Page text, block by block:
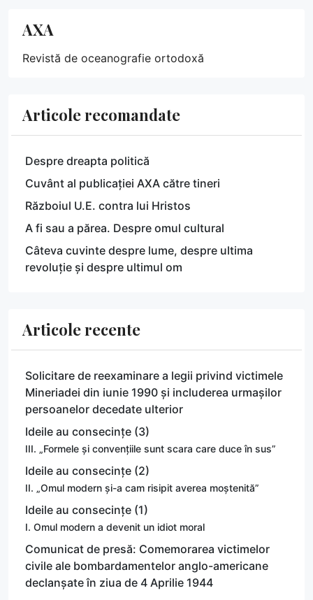
AXA
Revistă de oceanografie ortodoxă
Articole recomandate
Despre dreapta politică
Cuvânt al publicației AXA către tineri
Războiul U.E. contra lui Hristos
A fi sau a părea. Despre omul cultural
Câteva cuvinte despre lume, despre ultima
revoluție și despre ultimul om
Articole recente
Solicitare de reexaminare a legii privind victimele
Mineriadei din iunie 1990 și includerea urmașilor
persoanelor decedate ulterior
Ideile au consecințe (3)
III. „Formele și convențiile sunt scara care duce în sus”
Ideile au consecințe (2)
II. „Omul modern și-a cam risipit averea moștenită”
Ideile au consecințe (1)
I. Omul modern a devenit un idiot moral
Comunicat de presă: Comemorarea victimelor
civile ale bombardamentelor anglo-americane
declanșate în ziua de 4 Aprilie 1944